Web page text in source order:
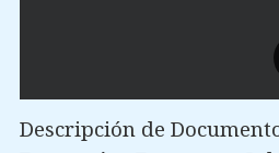
Descripción de